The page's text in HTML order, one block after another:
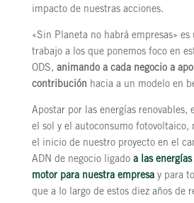
impacto de nuestras acciones.
«Sin Planeta no habrá empresas» es
trabajo a los que ponemos foco en
ODS, animando a cada negocio a
contribución hacia a un modelo en
Apostar por las energías renovables,
el sol y el autoconsumo fotovoltaico,
el inicio de nuestro proyecto en el
ADN de negocio ligado a las
motor para nuestra empresay para
que a lo largo de estos diez años de